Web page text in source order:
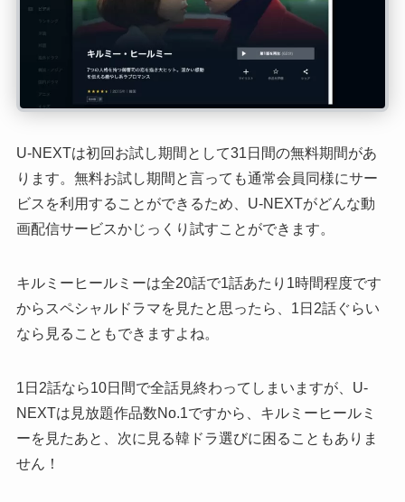
U-NEXTは初回お試し期間として31日間の無料期間があ
ります。無料お試し期間と言っても通常会員同様にサー
ビスを利用することができるため、U-NEXTがどんな動
画配信サービスかじっくり試すことができます。
キルミーヒールミーは全20話で1話あたり1時間程度です
からスペシャルドラマを見たと思ったら、1日2話ぐらい
なら見ることもできますよね。
1日2話なら10日間で全話見終わってしまいますが、U-
NEXTは見放題作品数No.1ですから、キルミーヒールミ
ーを見たあと、次に見る韓ドラ選びに困ることもありま
せん！